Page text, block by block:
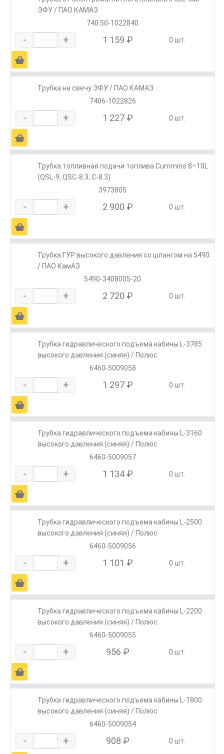
ЭФУ / ПАО КАМАЗ
740.50-1022840
- + 1 159 ₽ 0 шт.
Ä
Трубка на свечу ЭФУ / ПАО КАМАЗ
7406-1022826
- + 1 227 ₽ 0 шт.
Ä
Трубка топливная подачи топлива Cummins 8–10L
(QSL-9, QSC-8.3, C-8.3)
3973805
- + 2 900 ₽ 0 шт.
Ä
Трубка ГУР высокого давления со шлангом на 5490
/ ПАО КамАЗ
5490-3408005-20
- + 2 720 ₽ 0 шт.
Ä
Трубка гидравлического подъема кабины L-3785
высокого давления (синяя) / Полюс
6460-5009058
- + 1 297 ₽ 0 шт.
Ä
Трубка гидравлического подъема кабины L-3160
высокого давления (синяя) / Полюс
6460-5009057
- + 1 134 ₽ 0 шт.
Ä
Трубка гидравлического подъема кабины L-2500
высокого давления (синяя) / Полюс
6460-5009056
- + 1 101 ₽ 0 шт.
Ä
Трубка гидравлического подъема кабины L-2200
высокого давления (синяя) / Полюс
6460-5009055
- + 956 ₽ 0 шт.
Ä
Трубка гидравлического подъема кабины L-1800
высокого давления (синяя) / Полюс
6460-5009054
- + 908 ₽ 0 шт.